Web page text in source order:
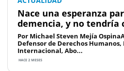
Nace una esperanza
demencia, y no tendría
Por Michael Steven Mejía
Defensor de Derechos
Internacional, Abo...
HACE 2 MESES